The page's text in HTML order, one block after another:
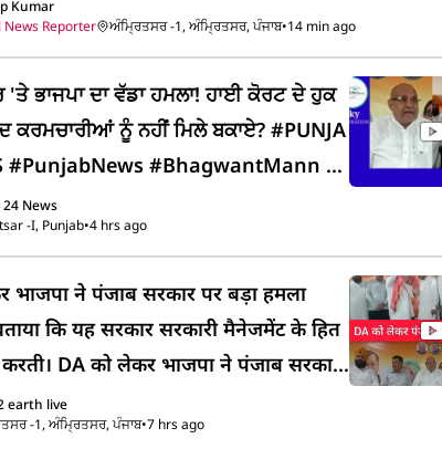
SGPC ਕੋਲ"—ਧਾਮੀ ਦਾ ਵੱਡਾ ਬਿਆਨ, G
Kumar
News Reporter
ਅੰਮ੍ਰਿਤਸਰ -1, ਅੰਮ੍ਰਿਤਸਰ, ਪੰਜਾਬ•14 min ago
'ਤੇ ਭਾਜਪਾ ਦਾ ਵੱਡਾ ਹਮਲਾ! ਹਾਈ ਕੋਰਟ ਦੇ ਹੁਕ
ਕਰਮਚਾਰੀਆਂ ਨੂੰ ਨਹੀਂ ਮਿਲੇ ਬਕਾਏ? #PUNJA
#PunjabNews #BhagwantMann #
#PunjabEmployees #BJPPunjab
News
-I, Punjab•4 hrs ago
भाजपा ने पंजाब सरकार पर बड़ा हमला
कि यह सरकार सरकारी मैनेजमेंट के हित
DA को लेकर भाजपा ने पंजाब सरकार
किया और बताया कि यह सरकार सरकारी
में काम नहीं करती।
earth live
-1, ਅੰਮ੍ਰਿਤਸਰ, ਪੰਜਾਬ•7 hrs ago